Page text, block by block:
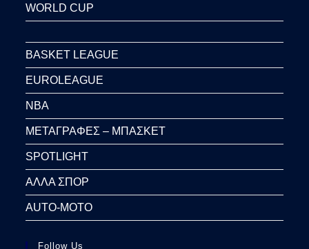
WORLD CUP
BASKET LEAGUE
EUROLEAGUE
NBA
ΜΕΤΑΓΡΑΦΕΣ – ΜΠΑΣΚΕΤ
SPOTLIGHT
ΑΛΛΑ ΣΠΟΡ
AUTO-MOTO
Follow Us